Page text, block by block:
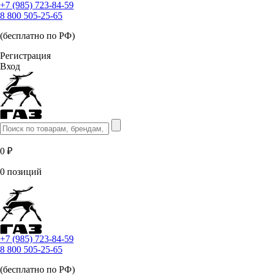
+7 (985) 723-84-59
8 800 505-25-65
(бесплатно по РФ)
Регистрация
Вход
0 ₽
0 позиций
+7 (985) 723-84-59
8 800 505-25-65
(бесплатно по РФ)